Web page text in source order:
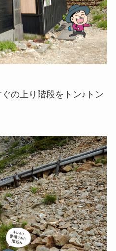
の上り階段を トン♪トン